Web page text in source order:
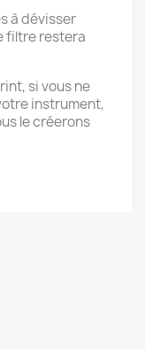
à dévisser
filtre restera
si vous ne
instrument,
le créerons